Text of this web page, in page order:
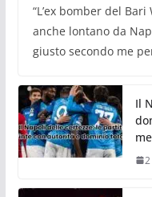
“L’ex bomber del
anche lontano da
giusto secondo me
Il